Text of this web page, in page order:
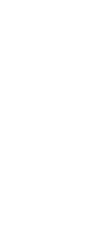
las
y contables
con
primas u
no
contable o
debe
de fuentes
su exactitud
pueden
y
aviso.
de